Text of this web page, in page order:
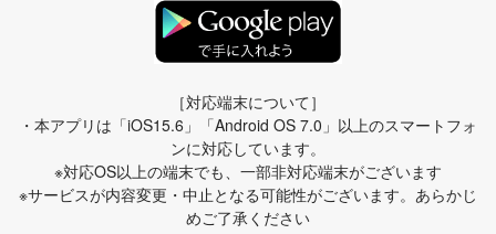
［対応端末について］
・本アプリは「iOS15.6」「Android OS 7.0」以上のスマートフォ
ンに対応しています。
※対応OS以上の端末でも、一部非対応端末がございます
※サービスが内容変更・中止となる可能性がございます。あらかじ
めご了承ください